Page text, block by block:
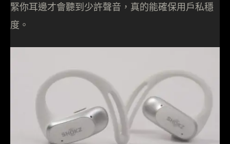
緊你耳邊才會聽到少許聲音，真的能確保用戶私穩
度。